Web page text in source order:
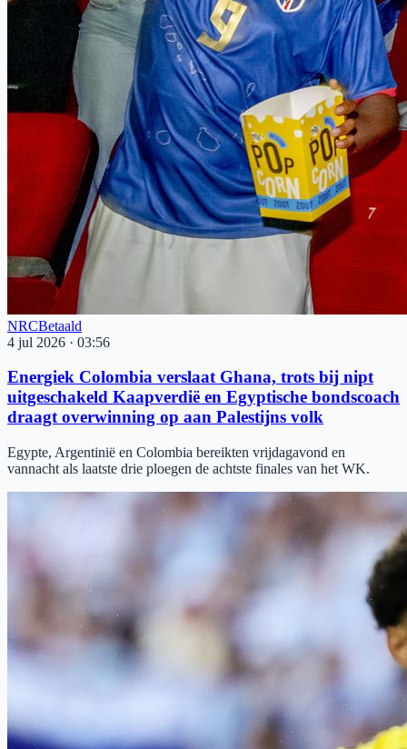
NRCBetaald
4 jul 2026 · 03:56
Energiek Colombia verslaat Ghana, trots bij nipt
uitgeschakeld Kaapverdië en Egyptische bondscoach
draagt overwinning op aan Palestijns volk
Egypte, Argentinië en Colombia bereikten vrijdagavond en
vannacht als laatste drie ploegen de achtste finales van het WK.